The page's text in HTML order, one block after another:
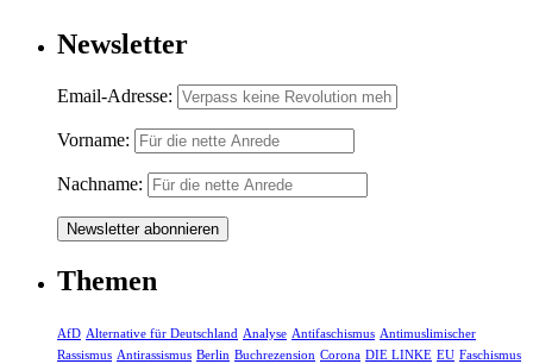
Newsletter
Email-Adresse:
Vorname:
Nachname:
Themen
AfD Alternative für Deutschland Analyse Antifaschismus Antimuslimischer
Rassismus Antirassismus Berlin Buchrezension Corona DIE LINKE EU Faschismus